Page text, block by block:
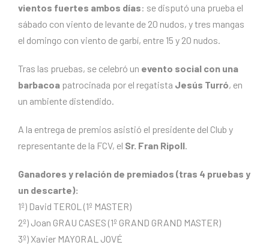
vientos fuertes ambos días: se disputó una prueba el
sábado con viento de levante de 20 nudos, y tres mangas
el domingo con viento de garbí, entre 15 y 20 nudos.
Tras las pruebas, se celebró un evento social con una
barbacoa patrocinada por el regatista Jesús Turró, en
un ambiente distendido.
A la entrega de premios asistió el presidente del Club y
representante de la FCV, el Sr. Fran Ripoll.
Ganadores y relación de premiados (tras 4 pruebas y
un descarte):
1º) David TEROL (1º MASTER)
2º) Joan GRAU CASES (1º GRAND GRAND MASTER)
3º) Xavier MAYORAL JOVÉ